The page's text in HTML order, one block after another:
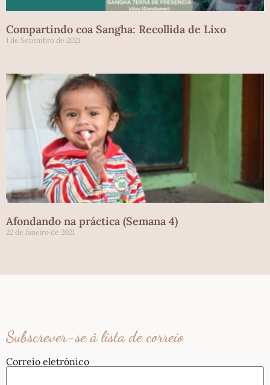
Compartindo coa Sangha: Recollida de Lixo
1 de Setembro de 2021
Afondando na práctica (Semana 4)
22 de Janeiro de 2021
Subscrever-se à lista de correio
Correio eletrónico